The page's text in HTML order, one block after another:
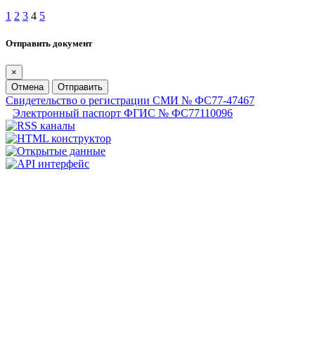
1 2 3 4 5
Отправить документ
×
Отмена
Отправить
Свидетельство о регистрации СМИ № ФС77-47467
Электронный паспорт ФГИС № ФС77110096